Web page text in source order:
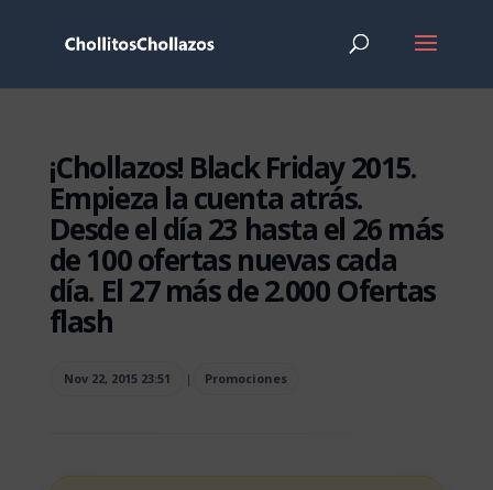
¡Chollazos! Black Friday 2015.
Empieza la cuenta atrás.
Desde el día 23 hasta el 26 más
de 100 ofertas nuevas cada
día. El 27 más de 2.000 Ofertas
flash
Nov 22, 2015 23:51 | Promociones